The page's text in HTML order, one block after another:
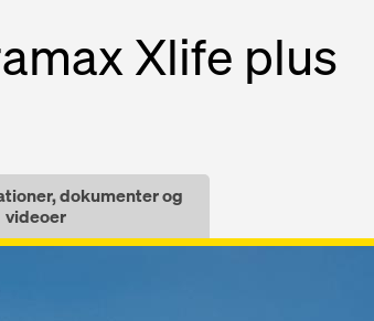
Xlife plus
dokumenter og
videoer